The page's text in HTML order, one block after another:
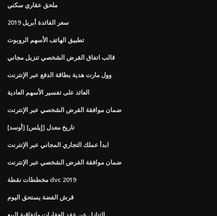
ملحق عقاري سكني
سعر الفائدة أبريل 2019
تطبيق الهاتف الأسهم الروبوت
قالب اتفاق القرض الشخصي تنزيل مجاني
وول مارت هدية بطاقة الدفع عبر الإنترنت
العائد على تفسير الأسهم العادية
ضمان موافقة القرض الشخصي عبر الإنترنت
[أوسد] [إيلس] تاريخ معدل
ابدأ عملك التجاري المجاني عبر الإنترنت
ضمان موافقة القرض الشخصي عبر الإنترنت
مخططات نقطة dvc 2019
قرش الفضة يستحق اليوم